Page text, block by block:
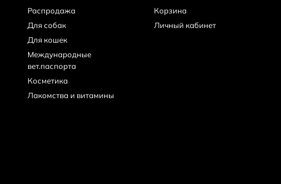
Распродажа
Для собак
Для кошек
Международные
вет.паспорта
Косметика
Лакомства и витамины
Корзина
Личный кабинет